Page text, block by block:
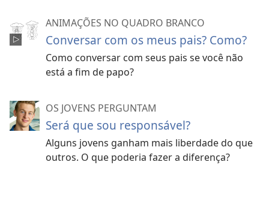
ANIMAÇÕES NO QUADRO BRANCO
Conversar com os meus pais? Como?
Como conversar com seus pais se você não
está a fim de papo?
OS JOVENS PERGUNTAM
Será que sou responsável?
Alguns jovens ganham mais liberdade do que
outros. O que poderia fazer a diferença?